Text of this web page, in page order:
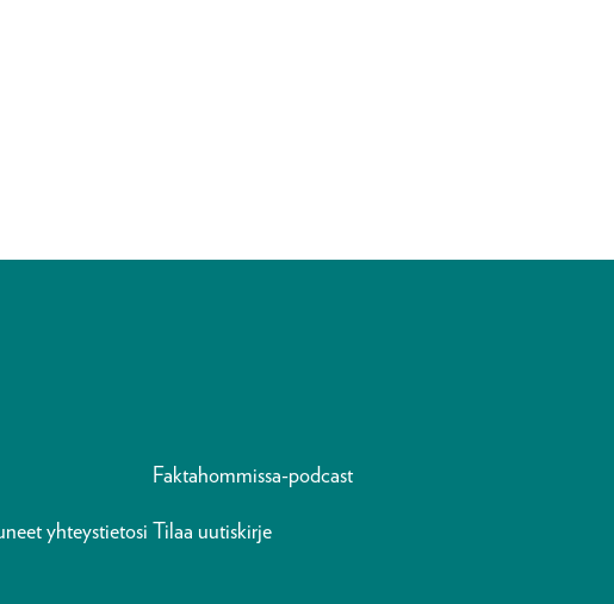
Faktahommissa-podcast
yhteystietosi Tilaa uutiskirje